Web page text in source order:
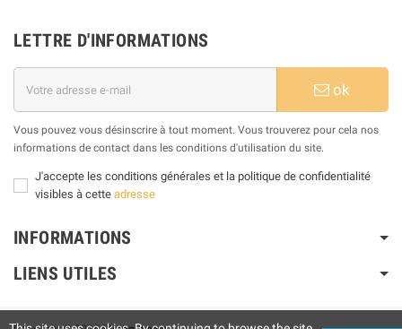
LETTRE D'INFORMATIONS
ok
Vous pouvez vous désinscrire à tout moment. Vous trouverez pour cela nos
informations de contact dans les conditions d'utilisation du site.
J'accepte les conditions générales et la politique de confidentialité
visibles à cette adresse
INFORMATIONS
LIENS UTILES